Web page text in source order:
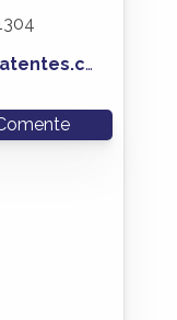
www.lcoutinhomarcasepatentes.com.br